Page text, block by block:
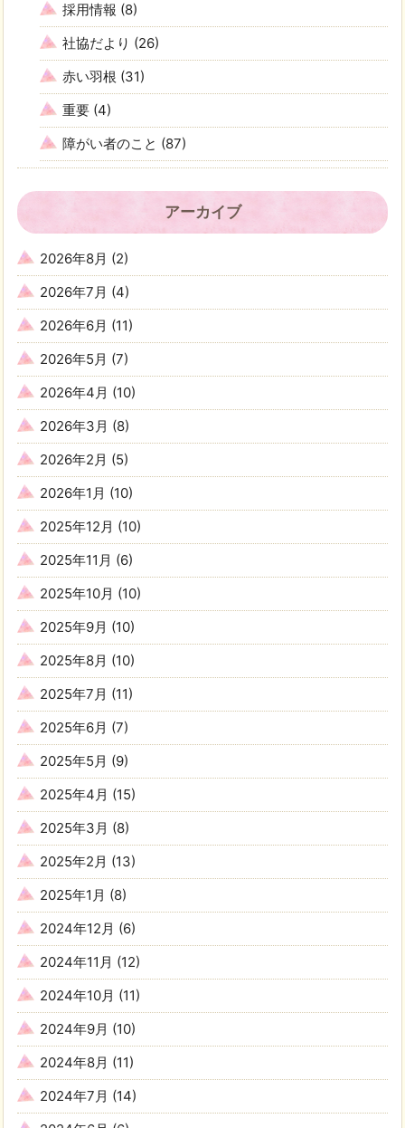
採用情報 (8)
社協だより (26)
赤い羽根 (31)
重要 (4)
障がい者のこと (87)
アーカイブ
2026年8月 (2)
2026年7月 (4)
2026年6月 (11)
2026年5月 (7)
2026年4月 (10)
2026年3月 (8)
2026年2月 (5)
2026年1月 (10)
2025年12月 (10)
2025年11月 (6)
2025年10月 (10)
2025年9月 (10)
2025年8月 (10)
2025年7月 (11)
2025年6月 (7)
2025年5月 (9)
2025年4月 (15)
2025年3月 (8)
2025年2月 (13)
2025年1月 (8)
2024年12月 (6)
2024年11月 (12)
2024年10月 (11)
2024年9月 (10)
2024年8月 (11)
2024年7月 (14)